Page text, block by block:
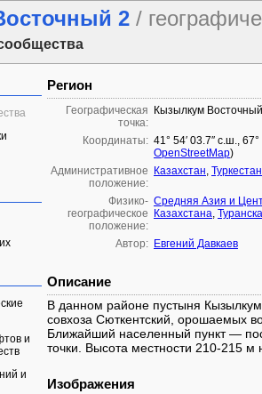
2 /
и
и
Регион
Географическая
точка:
Кызылкум
Координаты: 41° 54′ 03.7″ с.ш.,
OpenStreetMap)
Административное
положение:
Казахстан,
Физико-
географическое
положение:
Средняя Азия и
Казахстана,
Автор: Евгений Давкаев
Описание
В данном районе пустыня
совхоза Сюткентский, орошаемых
Ближайший населенный пункт —
точки. Высота местности 210-215 м
Изображения